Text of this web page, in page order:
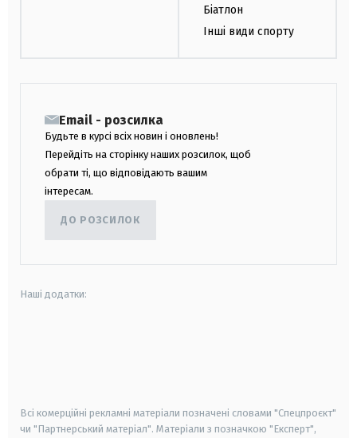
Біатлон
Інші види спорту
Email - розсилка
Будьте в курсі всіх новин і оновлень!
Перейдіть на сторінку наших розсилок, щоб
обрати ті, що відповідають вашим
інтересам.
ДО РОЗСИЛОК
Наші додатки:
Всі комерційні рекламні матеріали позначені словами "Спецпроєкт"
чи "Партнерський матеріал". Матеріали з позначкою "Експерт",